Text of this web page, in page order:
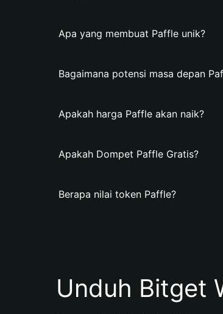
Apa yang membuat Paffle unik?
Bagaimana potensi masa depan
Apakah harga Paffle akan naik?
Apakah Dompet Paffle Gratis?
Berapa nilai token Paffle?
Unduh Bitget